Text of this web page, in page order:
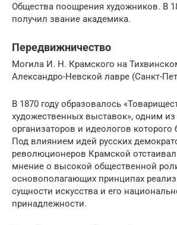
Общества поощрения художников. В
получил звание академика.
Передвижничество
Могила И. Н. Крамского на
Александро-Невской лавре (Санкт-
В 1870 году образовалось
художественных выставок», одним
организаторов и идеологов
Под влиянием идей русских
революционеров Крамской
мнение о высокой общественной
основополагающих принципах
сущности искусства и его
принадлежности.